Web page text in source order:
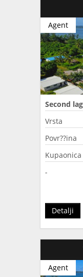
Agent
Second
Vrsta
Povr??ina
Kupaonica
-
Detalji
Agent